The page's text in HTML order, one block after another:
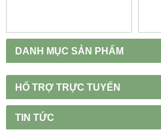
DANH MỤC SẢN PHẨM
HỔ TRỢ TRỰC TUYẾN
TIN TỨC